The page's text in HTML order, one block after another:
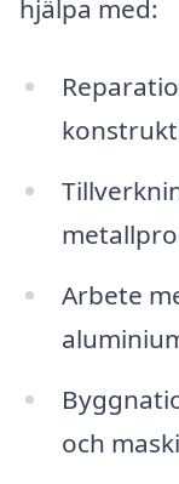
hjälpa med:
Arbete
och